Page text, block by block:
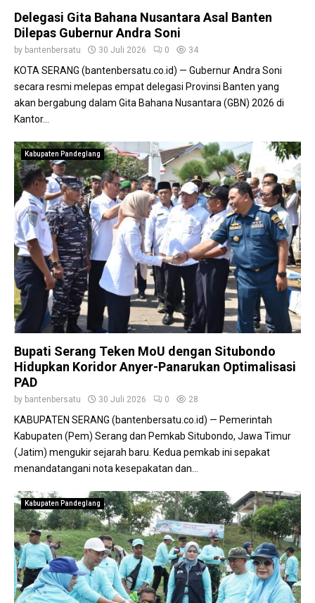
Delegasi Gita Bahana Nusantara Asal Banten
Dilepas Gubernur Andra Soni
by bantenbersatu 30 Juli 2026 0 34
KOTA SERANG (bantenbersatu.co.id) — Gubernur Andra Soni
secara resmi melepas empat delegasi Provinsi Banten yang
akan bergabung dalam Gita Bahana Nusantara (GBN) 2026 di
Kantor...
Kabupaten Pandeglang
Bupati Serang Teken MoU dengan Situbondo
Hidupkan Koridor Anyer-Panarukan Optimalisasi
PAD
by bantenbersatu 30 Juli 2026 0 28
KABUPATEN SERANG (bantenbersatu.co.id) — Pemerintah
Kabupaten (Pem) Serang dan Pemkab Situbondo, Jawa Timur
(Jatim) mengukir sejarah baru. Kedua pemkab ini sepakat
menandatangani nota kesepakatan dan...
Kabupaten Pandeglang